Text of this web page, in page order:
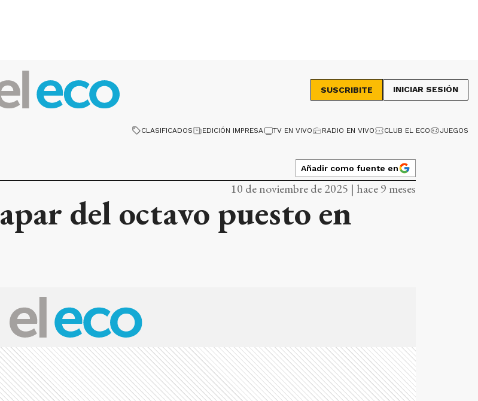
SUSCRIBITE INICIAR SESIÓN
CLASIFICADOS EDICIÓN IMPRESA TV EN VIVO RADIO EN VIVO CLUB EL ECO JUEGOS
Añadir como fuente en
10 de noviembre de 2025 | hace 9 meses
del octavo puesto en